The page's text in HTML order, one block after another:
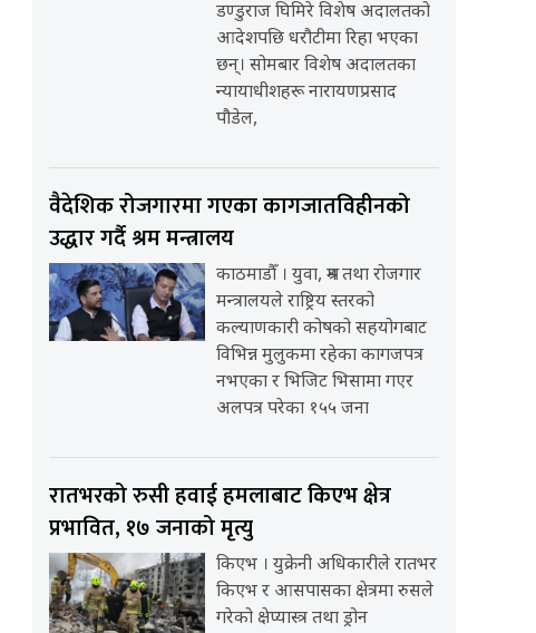
डण्डुराज घिमिरे विशेष अदालतको
आदेशपछि धरौटीमा रिहा भएका
छन्। सोमबार विशेष अदालतका
न्यायाधीशहरू नारायणप्रसाद
पौडेल,
वैदेशिक रोजगारमा गएका कागजातविहीनको
उद्धार गर्दै श्रम मन्त्रालय
काठमाडौँ । युवा, श्रम तथा रोजगार
मन्त्रालयले राष्ट्रिय स्तरको
कल्याणकारी कोषको सहयोगबाट
विभिन्न मुलुकमा रहेका कागजपत्र
नभएका र भिजिट भिसामा गएर
अलपत्र परेका १५५ जना
रातभरको रुसी हवाई हमलाबाट किएभ क्षेत्र
प्रभावित, १७ जनाको मृत्यु
किएभ । युक्रेनी अधिकारीले रातभर
किएभ र आसपासका क्षेत्रमा रुसले
गरेको क्षेप्यास्त्र तथा ड्रोन